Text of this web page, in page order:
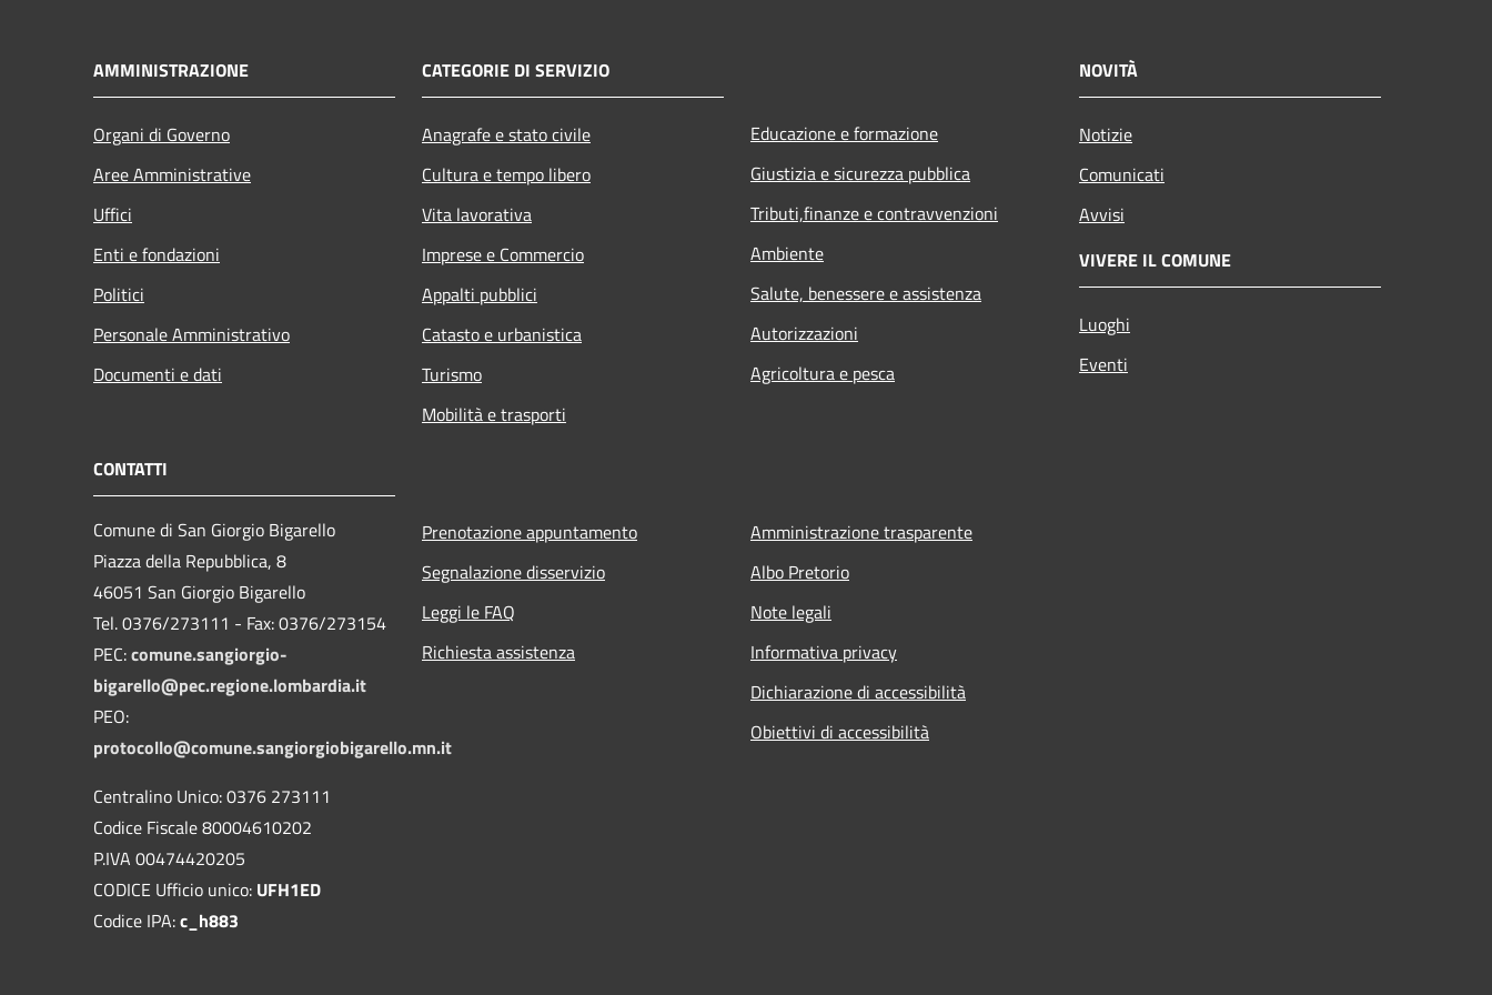
AMMINISTRAZIONE
Organi di Governo
Aree Amministrative
Uffici
Enti e fondazioni
Politici
Personale Amministrativo
Documenti e dati
CATEGORIE DI SERVIZIO
Anagrafe e stato civile
Cultura e tempo libero
Vita lavorativa
Imprese e Commercio
Appalti pubblici
Catasto e urbanistica
Turismo
Mobilità e trasporti
Educazione e formazione
Giustizia e sicurezza pubblica
Tributi,finanze e contravvenzioni
Ambiente
Salute, benessere e assistenza
Autorizzazioni
Agricoltura e pesca
NOVITÀ
Notizie
Comunicati
Avvisi
VIVERE IL COMUNE
Luoghi
Eventi
CONTATTI
Comune di San Giorgio Bigarello
Piazza della Repubblica, 8
46051 San Giorgio Bigarello
Tel. 0376/273111 - Fax: 0376/273154
PEC:comune.sangiorgio-
bigarello@pec.regione.lombardia.it
PEO:
protocollo@comune.sangiorgiobigarello.mn.it
Centralino Unico: 0376 273111
Codice Fiscale 80004610202
P.IVA 00474420205
CODICE Ufficio unico: UFH1ED
Codice IPA:c_h883
Prenotazione appuntamento
Segnalazione disservizio
Leggi le FAQ
Richiesta assistenza
Amministrazione trasparente
Albo Pretorio
Note legali
Informativa privacy
Dichiarazione di accessibilità
Obiettivi di accessibilità